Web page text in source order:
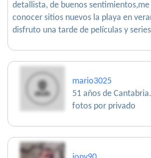
detallista, de buenos
conocer sitios nuevos la playa en
disfruto una tarde de películas y
mario3025
51 años de Cantabria.
fotos por privado